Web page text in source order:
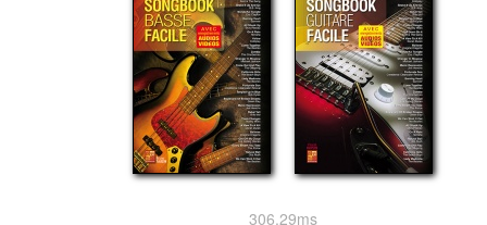
306.29ms